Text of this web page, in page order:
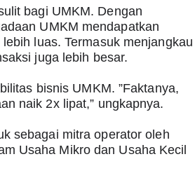
bagi UMKM. Dengan
UMKM mendapatkan
luas. Termasuk menjangkau
juga lebih besar.
bisnis UMKM. ”Faktanya,
naik 2x lipat,” ungkapnya.
sebagai mitra operator oleh
Usaha Mikro dan Usaha Kecil